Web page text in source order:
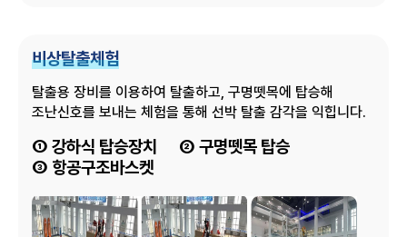
비상탈출체험
탈출용 장비를 이용하여 탈출하고, 구명뗏목에 탑승해
조난신호를 보내는 체험을 통해 선박 탈출 감각을 익힙니다.
① 강하식 탑승장치
② 구명뗏목 탑승
③ 항공구조바스켓